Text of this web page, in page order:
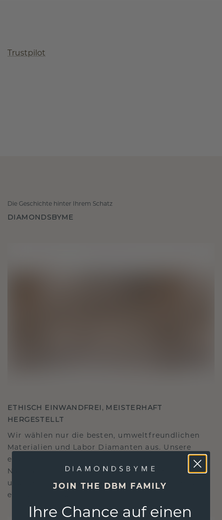
Trustpilot
Die Geschichte hinter Ihrem Schatz
DIAMONDSBYME
ETHISCH EINWANDFREI, MEISTERHAFT
HERGESTELLT
Wir wählen nur die besten, umweltfreundlichen
Materialien und Labor Diamanten aus. Unsere
erfahrenen Goldschmiede verbinden
Nachhaltigkeit mit beispielloser Handwerkskunst
und stellen so sicher, dass Ihr Schmuck ebenso
ethisch wie exquisit ist.
JOIN THE DBM FAMILY
Ihre Chance auf einen